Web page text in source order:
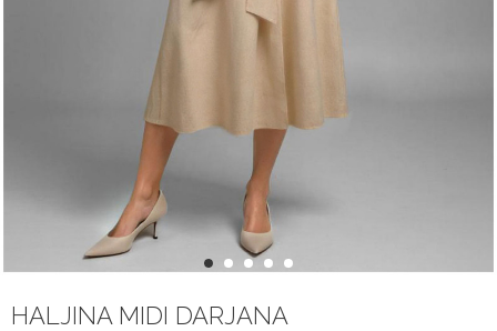
1 2 3 4 5
HALJINA MIDI DARJANA